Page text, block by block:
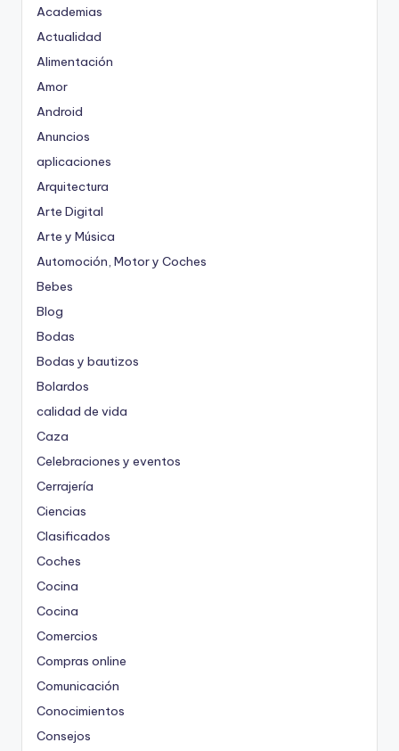
Academias
Actualidad
Alimentación
Amor
Android
Anuncios
aplicaciones
Arquitectura
Arte Digital
Arte y Música
Automoción, Motor y Coches
Bebes
Blog
Bodas
Bodas y bautizos
Bolardos
calidad de vida
Caza
Celebraciones y eventos
Cerrajería
Ciencias
Clasificados
Coches
Cocina
Cocina
Comercios
Compras online
Comunicación
Conocimientos
Consejos